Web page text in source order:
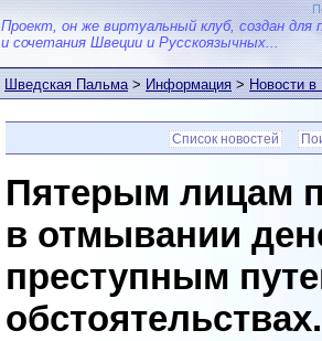
Проект, он же виртуальный клуб, создан для
и сочетания Швеции и Русскоязычных...
Шведская Пальма>Информация>Новости
Список новостей
Пятерым лицам
в отмывании
преступным